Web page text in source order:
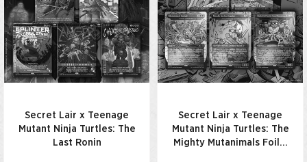
Secret Lair x Teenage
Mutant Ninja Turtles: The
Last Ronin
Secret Lair x Teenage
Mutant Ninja Turtles: The
Mighty Mutanimals Foil…